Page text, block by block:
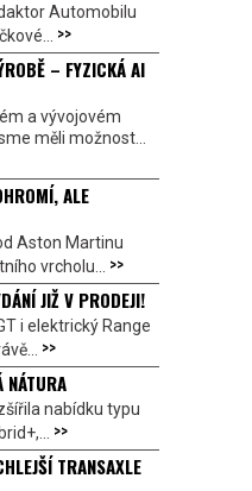
Automobilu
>>
– FYZICKÁ AI
a vývojovém
měli možnost...
ALE
Aston Martinu
vrcholu... >>
JIŽ V PRODEJI!
i elektrický Range
>>
nabídku typu
>>
TRANSAXLE